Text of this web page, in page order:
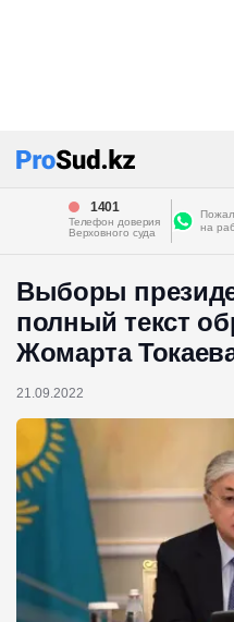
1401
Телефон доверия
Верховного суда
на
Выборы
полный текст
Жомарта
21.09.2022